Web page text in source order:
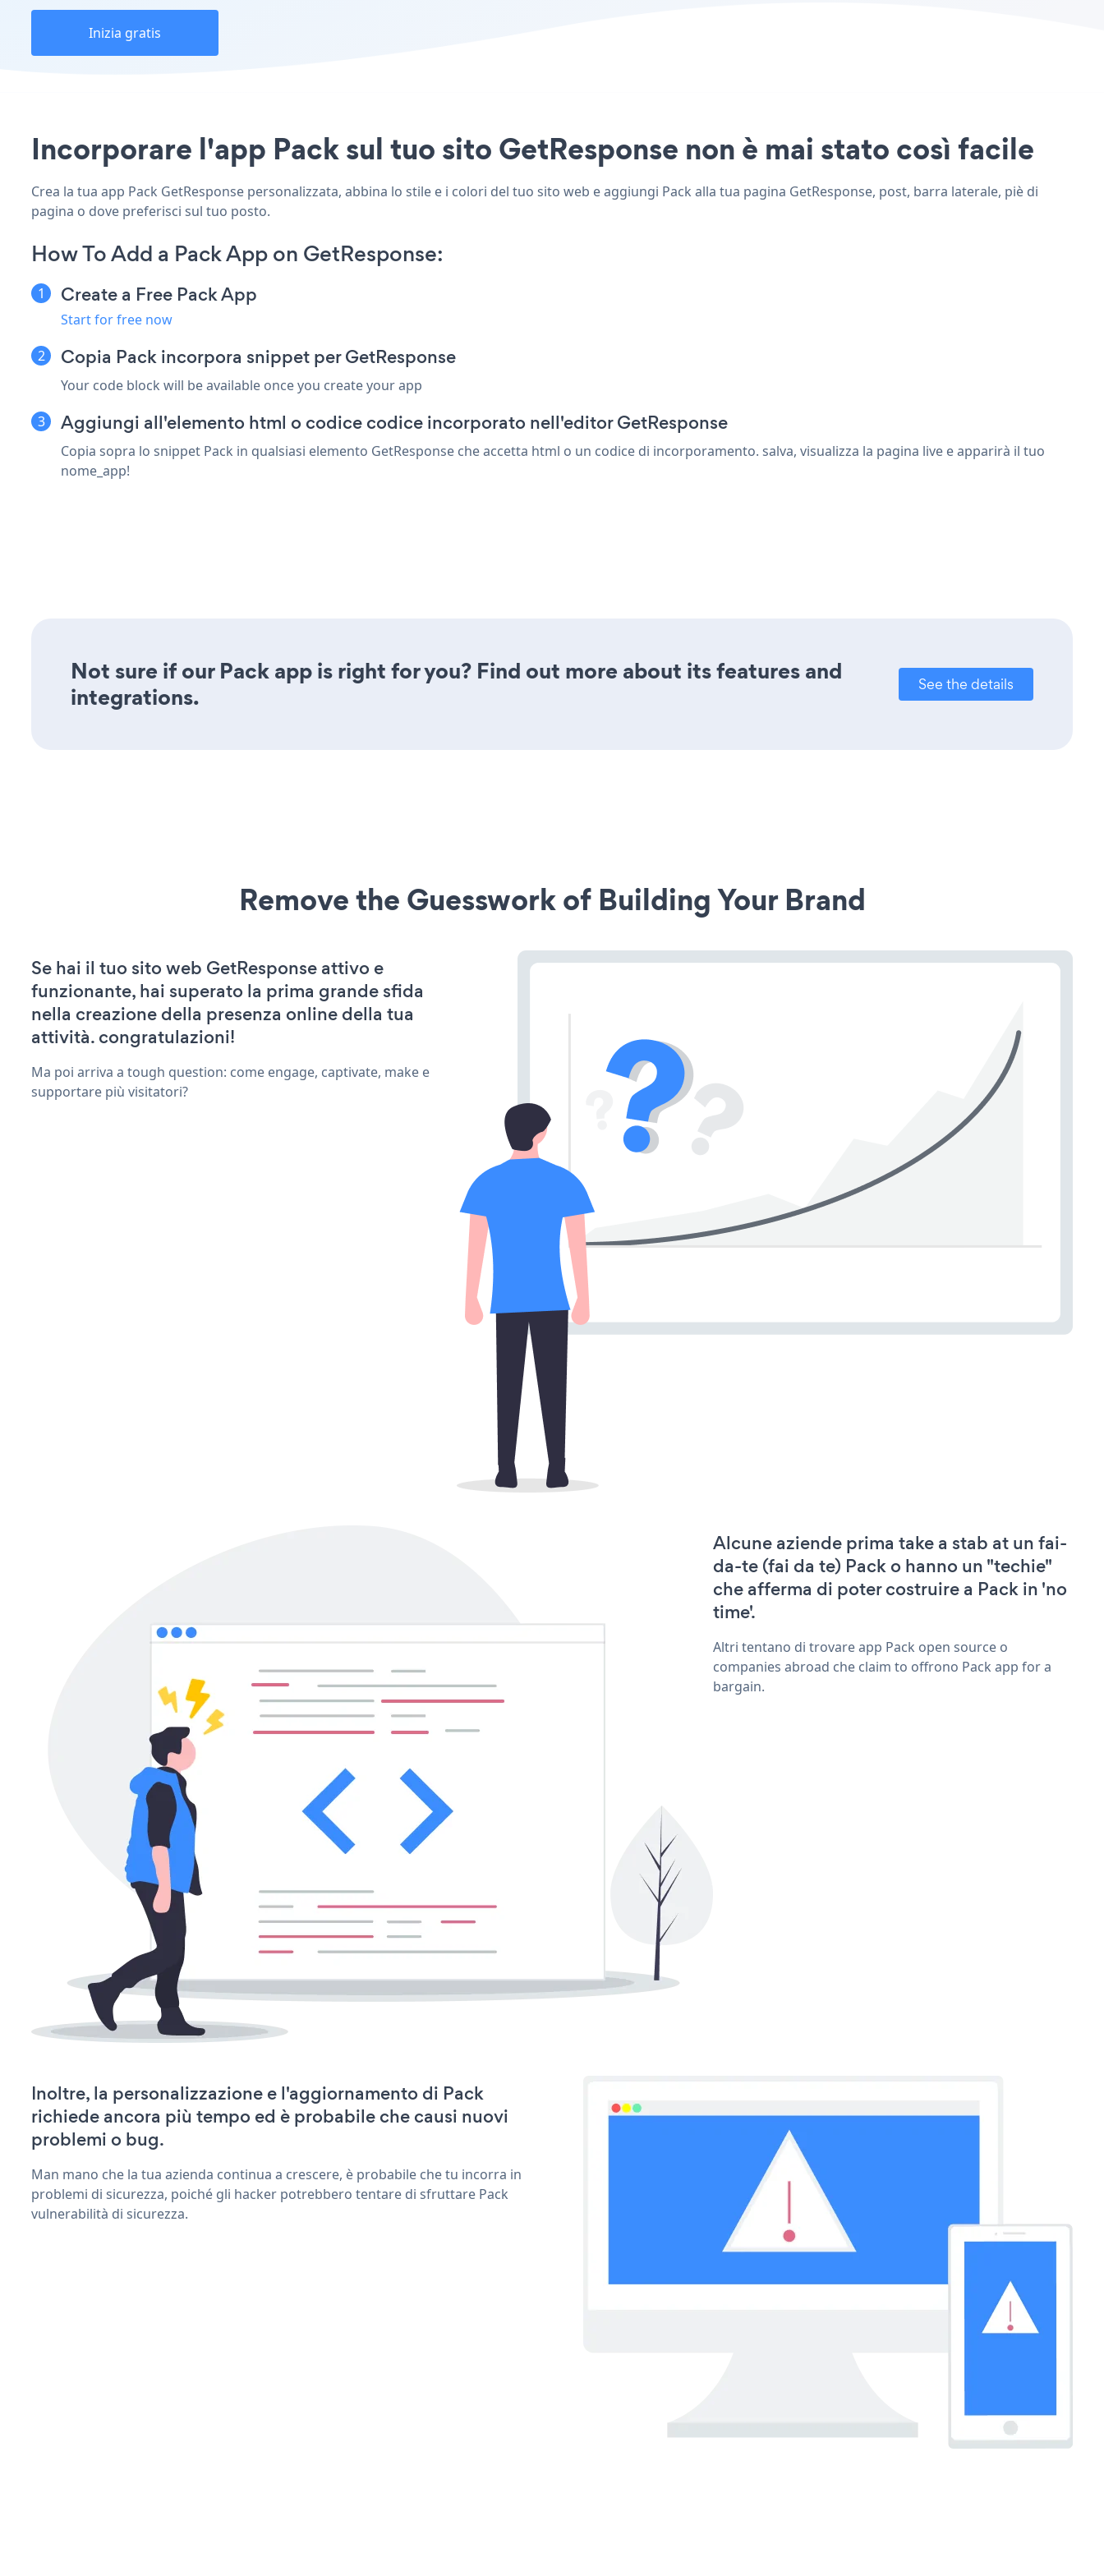
Inizia gratis
Incorporare l'app Pack sul tuo sito GetResponse non è mai stato così facile
Crea la tua app Pack GetResponse personalizzata, abbina lo stile e i colori del tuo sito web e aggiungi Pack alla tua pagina GetResponse, post, barra laterale, piè di
pagina o dove preferisci sul tuo posto.
How To Add a Pack App on GetResponse:
Create a Free Pack App
Start for free now
Copia Pack incorpora snippet per GetResponse
Your code block will be available once you create your app
Aggiungi all'elemento html o codice codice incorporato nell'editor GetResponse
Copia sopra lo snippet Pack in qualsiasi elemento GetResponse che accetta html o un codice di incorporamento. salva, visualizza la pagina live e apparirà il tuo
nome_app!
Not sure if our Pack app is right for you? Find out more about its features and
integrations.
See the details
Remove the Guesswork of Building Your Brand
Se hai il tuo sito web GetResponse attivo e
funzionante, hai superato la prima grande sfida
nella creazione della presenza online della tua
attività. congratulazioni!
Ma poi arriva a tough question: come engage, captivate, make e
supportare più visitatori?
Alcune aziende prima take a stab at un fai-
da-te (fai da te) Pack o hanno un "techie"
che afferma di poter costruire a Pack in 'no
time'.
Altri tentano di trovare app Pack open source o
companies abroad che claim to offrono Pack app for a
bargain.
Inoltre, la personalizzazione e l'aggiornamento di Pack
richiede ancora più tempo ed è probabile che causi nuovi
problemi o bug.
Man mano che la tua azienda continua a crescere, è probabile che tu incorra in
problemi di sicurezza, poiché gli hacker potrebbero tentare di sfruttare Pack
vulnerabilità di sicurezza.